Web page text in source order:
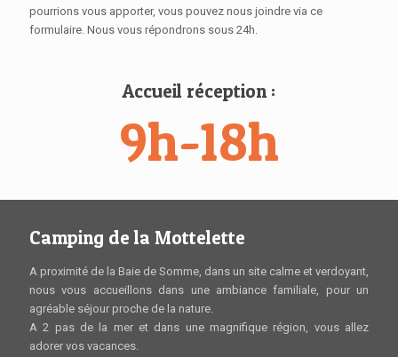
pourrions vous apporter, vous pouvez nous joindre via ce
formulaire. Nous vous répondrons sous 24h.
Accueil réception :
9h-18h
Camping de la Mottelette
A proximité de la Baie de Somme, dans un site calme et verdoyant,
nous vous accueillons dans une ambiance familiale, pour un
agréable séjour proche de la nature.
A 2 pas de la mer et dans une magnifique région, vous allez
adorer vos vacances.